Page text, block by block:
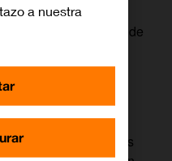
a través de la
su velocidad de
bits por segundo
por segundo).
conexión a internet
proveniente del
digital
para que los
a nuestra